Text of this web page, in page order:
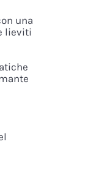
una
lieviti